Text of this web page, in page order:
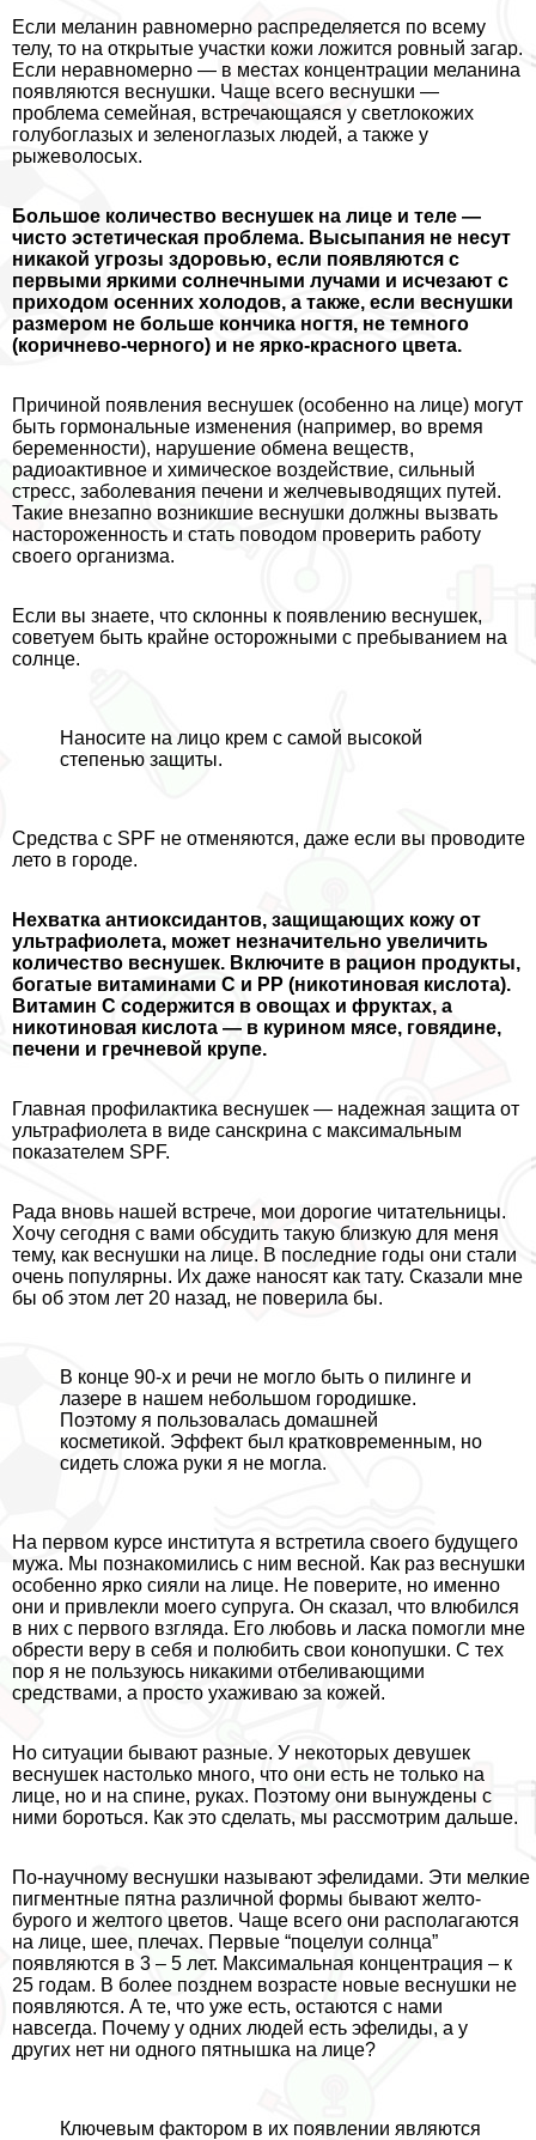
Если меланин равномерно распределяется по всему
телу, то на открытые участки кожи ложится ровный загар.
Если неравномерно — в местах концентрации меланина
появляются веснушки. Чаще всего веснушки —
проблема семейная, встречающаяся у светлокожих
гoлyбоглазых и зеленоглазых людей, а также у
рыжеволосых.
Большое количество веснушек на лице и теле —
чисто эстетическая проблема. Высыпания не несут
никакой угрозы здоровью, если появляются с
первыми яркими солнечными лучами и исчезают с
приходом осенних холодов, а также, если веснушки
размером не больше кончика ногтя, не темного
(коричнево-черного) и не ярко-красного цвета.
Причиной появления веснушек (особенно на лице) могут
быть гормональные изменения (например, во время
беременности), нарушение обмена веществ,
радиоактивное и химическое воздействие, сильный
стресс, заболевания печени и желчевыводящих путей.
Такие внезапно возникшие веснушки должны вызвать
настороженность и стать поводом проверить работу
своего организма.
Если вы знаете, что склонны к появлению веснушек,
советуем быть крайне осторожными с пребыванием на
солнце.
Наносите на лицо крем с самой высокой
степенью защиты.
Средства с SPF не отменяются, даже если вы проводите
лето в городе.
Нехватка антиоксидантов, защищающих кожу от
ультрафиолета, может незначительно увеличить
количество веснушек. Включите в рацион продукты,
богатые витаминами С и РР (никотиновая кислота).
Витамин С содержится в овощах и фруктах, а
никотиновая кислота — в курином мясе, говядине,
печени и гречневой крупе.
Главная профилактика веснушек — надежная защита от
ультрафиолета в виде санскрина с максимальным
показателем SPF.
Рада вновь нашей встрече, мои дорогие читательницы.
Хочу сегодня с вами обсудить такую близкую для меня
тему, как веснушки на лице. В последние годы они стали
очень популярны. Их даже наносят как тату. Сказали мне
бы об этом лет 20 назад, не поверила бы.
В конце 90-х и речи не могло быть о пилинге и
лазере в нашем небольшом городишке.
Поэтому я пользовалась домашней
косметикой. Эффект был кратковременным, но
сидеть сложа руки я не могла.
На первом курсе института я встретила своего будущего
мужа. Мы познакомились с ним весной. Как раз веснушки
особенно ярко сияли на лице. Не поверите, но именно
они и привлекли моего супруга. Он сказал, что влюбился
в них с первого взгляда. Его любовь и ласка помогли мне
обрести веру в себя и полюбить свои конопушки. С тех
пор я не пользуюсь никакими отбеливающими
средствами, а просто ухаживаю за кожей.
Но ситуации бывают разные. У некоторых дeвyшек
веснушек настолько много, что они есть не только на
лице, но и на спине, руках. Поэтому они вынуждены с
ними бороться. Как это сделать, мы рассмотрим дальше.
По-научному веснушки называют эфелидами. Эти мелкие
пигментные пятна различной формы бывают желто-
бурого и желтого цветов. Чаще всего они располагаются
на лице, шее, плечах. Первые “поцелуи солнца”
появляются в 3 – 5 лет. Максимальная концентрация – к
25 годам. В более позднем возрасте новые веснушки не
появляются. А те, что уже есть, остаются с нами
навсегда. Почему у одних людей есть эфелиды, а у
других нет ни одного пятнышка на лице?
Ключевым фактором в их появлении являются